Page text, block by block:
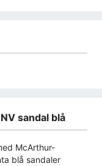
sandal blå
McArthur-
blå sandaler